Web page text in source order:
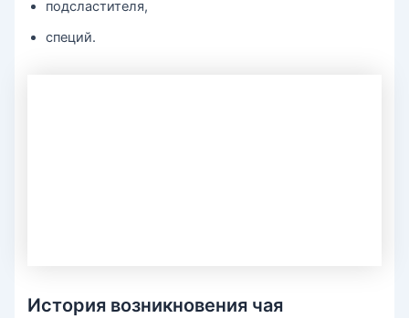
подсластителя,
специй.
История возникновения чая